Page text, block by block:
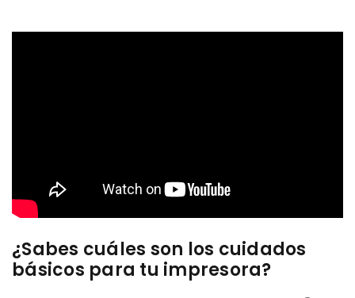
¿Sabes cuáles son los cuidados
básicos para tu impresora?